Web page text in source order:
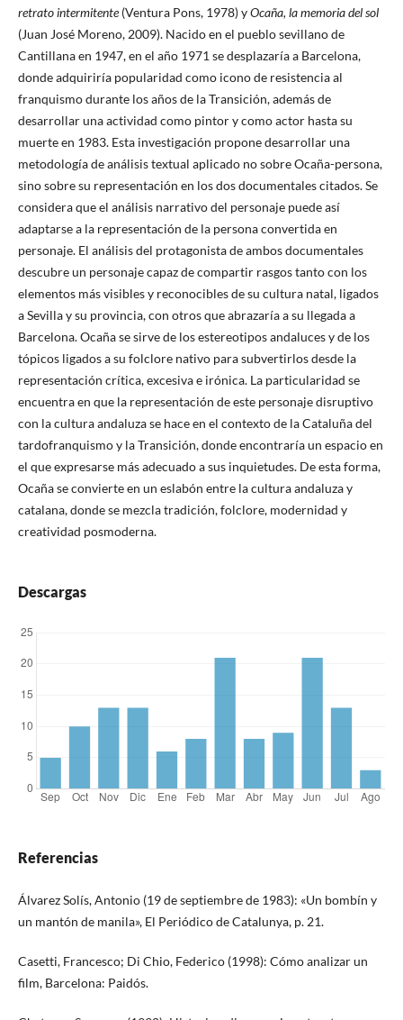
retrato intermitente(Ventura Pons, 1978) yOcaña, la memoria del sol
(Juan José Moreno, 2009). Nacido en el pueblo sevillano de
Cantillana en 1947, en el año 1971 se desplazaría a Barcelona,
donde adquiriría popularidad como icono de resistencia al
franquismo durante los años de la Transición, además de
desarrollar una actividad como pintor y como actor hasta su
muerte en 1983. Esta investigación propone desarrollar una
metodología de análisis textual aplicado no sobre Ocaña-persona,
sino sobre su representación en los dos documentales citados. Se
considera que el análisis narrativo del personaje puede así
adaptarse a la representación de la persona convertida en
personaje. El análisis del protagonista de ambos documentales
descubre un personaje capaz de compartir rasgos tanto con los
elementos más visibles y reconocibles de su cultura natal, ligados
a Sevilla y su provincia, con otros que abrazaría a su llegada a
Barcelona. Ocaña se sirve de los estereotipos andaluces y de los
tópicos ligados a su folclore nativo para subvertirlos desde la
representación crítica, excesiva e irónica. La particularidad se
encuentra en que la representación de este personaje disruptivo
con la cultura andaluza se hace en el contexto de la Cataluña del
tardofranquismo y la Transición, donde encontraría un espacio en
el que expresarse más adecuado a sus inquietudes. De esta forma,
Ocaña se convierte en un eslabón entre la cultura andaluza y
catalana, donde se mezcla tradición, folclore, modernidad y
creatividad posmoderna.
Descargas
Referencias
Álvarez Solís, Antonio (19 de septiembre de 1983): «Un bombín y
un mantón de manila», El Periódico de Catalunya, p. 21.
Casetti, Francesco; Di Chio, Federico (1998): Cómo analizar un
film, Barcelona: Paidós.